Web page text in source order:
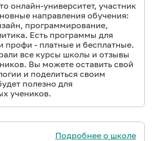
онлайн-университет, участник
направления обучения:
программирование,
Есть программы для
профи - платные и бесплатные.
все курсы школы и отзывы
Вы можете оставить свой
и поделиться своим
полезно для
учеников.
Подробнее о школе